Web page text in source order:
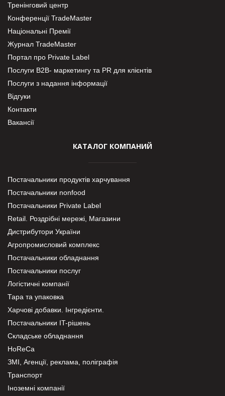
Тренінговий центр
Конференції TradeMaster
Національні Премії
Журнал TradeMaster
Портал про Private Label
Послуги В2В- маркетингу та PR для клієнтів
Послуги з надання інформації
Відгуки
Контакти
Вакансії
КАТАЛОГ КОМПАНИЙ
Постачальники продуктів харчування
Постачальники nonfood
Постачальники Private Label
Retail. Роздрібні мережі, Магазини
Дистрибутори України
Агропромисловий комплекс
Постачальники обладнання
Постачальники послуг
Логістичні компанії
Тара та упаковка
Харчові добавки. Інгредієнти.
Постачальники IT-рішень
Складське обладнання
HoReCa
ЗМІ, Агенції, реклама, поліграфія
Транспорт
Іноземні компанії